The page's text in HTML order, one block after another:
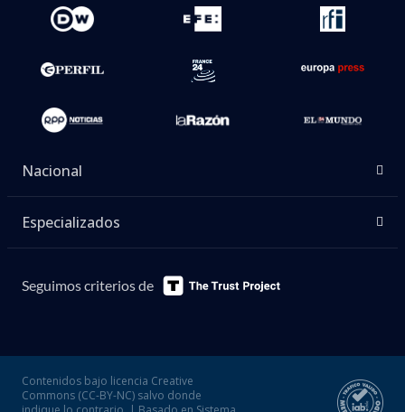
Nacional
Especializados
Seguimos criterios de
Contenidos bajo licencia Creative
Commons (CC-BY-NC) salvo donde